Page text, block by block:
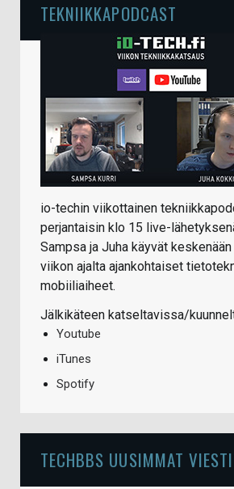
TEKNIIKKAPODCAST
io-techin viikottainen
perjantaisin klo 15 live-
Sampsa ja Juha käyvät
viikon ajalta ajankohtaiset
mobiiliaiheet.
Jälkikäteen katseltavissa/
Youtube
iTunes
Spotify
TECHBBS UUSIMMAT